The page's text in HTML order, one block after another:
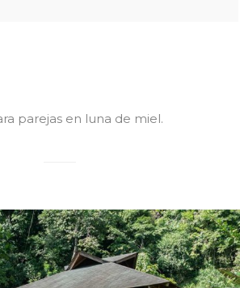
parejas en luna de miel.